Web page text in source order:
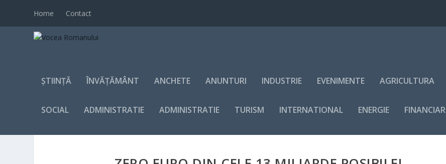
Home Contact
ȘTIINȚĂ ÎNVĂȚĂMÂNT ANCHETE ANUNTURI INDUSTRIE EVENIMENTE AGRICULTURA
SOCIAL ADMINISTRATIE ADMINISTRATIE TURISM INTERNATIONAL ENERGIE FINANCIAR